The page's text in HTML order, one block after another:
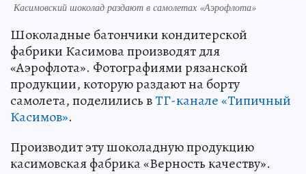
Касимовский шоколад раздают в самолетах «Аэрофлота»
Шоколадные батончики кондитерской
фабрики Касимова производят для
«Аэрофлота». Фотографиями рязанской
продукции, которую раздают на борту
самолета, поделились вТГ-канале «Типичный
Касимов».
Производит эту шоколадную продукцию
касимовская фабрика «Верность качеству».